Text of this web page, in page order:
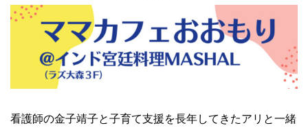
メディア EN
看護師の金子靖子と子育て支援を長年してきたアリと一緒